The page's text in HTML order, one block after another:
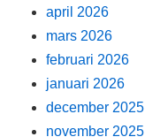
april 2026
mars 2026
februari 2026
januari 2026
december 2025
november 2025